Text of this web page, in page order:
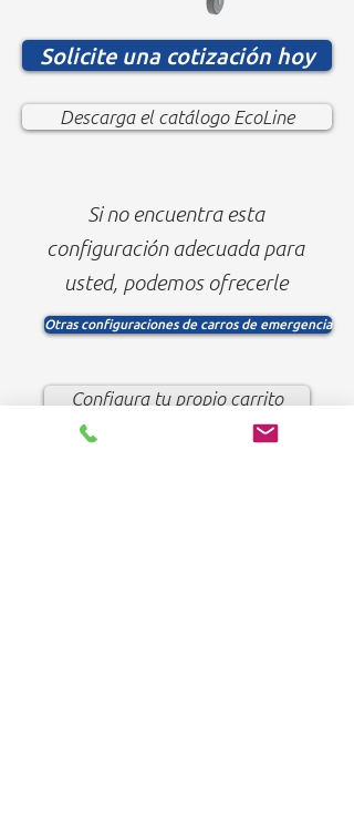
Solicite una cotización hoy
Descarga el catálogo EcoLine
Si no encuentra esta
configuración adecuada para
usted, podemos ofrecerle
Otras configuraciones de carros de emergencia
Configura tu propio carrito